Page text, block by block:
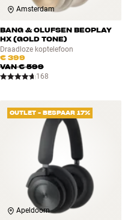
Klantenservice
Amsterdam
BANG & OLUFSEN BEOPLAY
HX (GOLD TONE)
Draadloze koptelefoon
€ 399
VAN€ 599
168
OUTLET - BESPAAR 17%
Apeldoorn